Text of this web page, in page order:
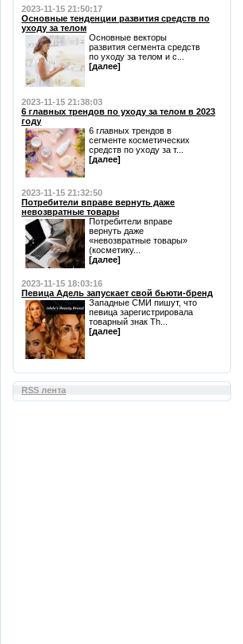
2023-11-15 21:50:17
Основные тенденции развития средств по
уходу за телом
Основные векторы
развития сегмента средств
по уходу за телом и с...
[далее]
2023-11-15 21:38:03
6 главных трендов по уходу за телом в 2023
году
6 главных трендов в
сегменте косметических
средств по уходу за т...
[далее]
2023-11-15 21:32:50
Потребители вправе вернуть даже
невозвратные товары
Потребители вправе
вернуть даже
«невозвратные товары»
(косметику...
[далее]
2023-11-15 18:03:16
Певица Адель запускает свой бьюти-бренд
Западные СМИ пишут, что
певица зарегистрировала
товарный знак Th...
[далее]
RSS лента